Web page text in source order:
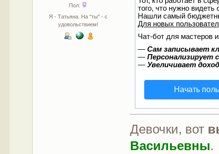
Пол:
Я - Татьяна. На "ты" - с
удовольствием!
того, что нужно
Нашли самый
Для новых
Чат-бот для мастеров
—Сам записывает
—Персонализирует
—Увеличивает
Начать
Девочки, вот
Васильевны.